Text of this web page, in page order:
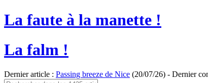
La faute à la manette !
La falm !
Dernier article : Passing breeze de Nice (20/07/26) - Dernier